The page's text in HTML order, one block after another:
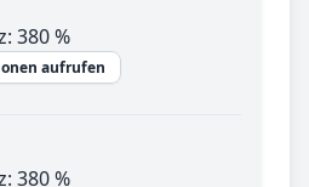
380 %
aufrufen
380 %